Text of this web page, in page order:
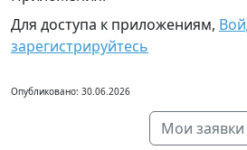
Для доступа к приложениям,
зарегистрируйтесь
Опубликовано: 30.06.2026
Мои заявки